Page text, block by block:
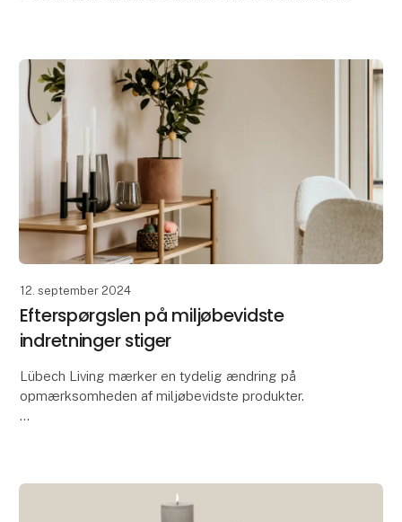
12. september 2024
Efterspørgslen på miljøbevidste
indretninger stiger
Lübech Living mærker en tydelig ændring på
opmærksomheden af miljøbevidste produkter.